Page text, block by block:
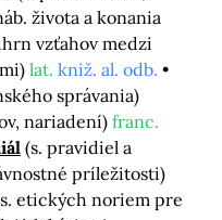
života a konania
vzťahov medzi
lat. kniž. al. odb.
správania)
nariadení)franc.
(s. pravidiel a
príležitosti)
etických noriem pre